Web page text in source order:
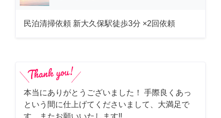
民泊清掃依頼 新大久保駅徒歩3分 ×2回依頼
本当にありがとうございました！ 手際良くあっ
という間に仕上げてくださいまして、大満足で